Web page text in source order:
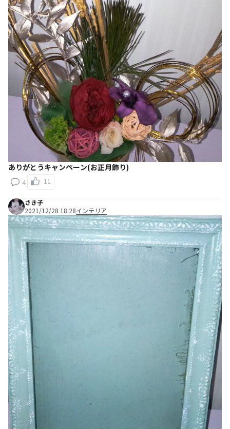
ありがとうキャンペーン(お正月飾り)
4 11
さき子
2021/12/28 18:28インテリア